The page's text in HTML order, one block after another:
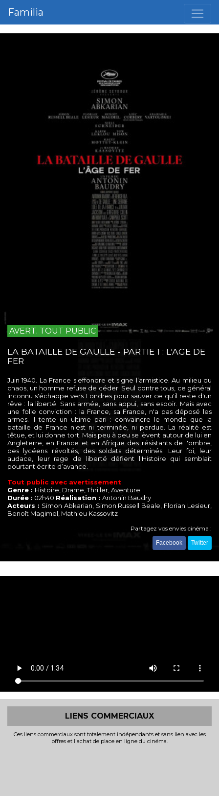
Familia
AVERT. TOUT PUBLIC
LA BATAILLE DE GAULLE - PARTIE 1 : L'AGE DE
FER
Juin 1940. La France s'effondre et signe l’armistice. Au milieu du
chaos, un homme refuse de céder. Seul contre tous, ce général
inconnu s'échappe vers Londres pour sauver ce qu'il reste d'un
rêve : la liberté. Sans armée, sans appui, sans espoir. Mais avec
une folle conviction : la France, sa France, n'a pas déposé les
armes. Il tente un ultime pari : convaincre le monde que la
bataille de France n'est ni terminée, ni perdue. La réalité est
têtue, et lui donne tort. Mais peu à peu se lèvent autour de lui en
Angleterre, en France et en Afrique des résistants de l'ombre,
des lycéens révoltés, des soldats déterminés. Leur foi, leur
audace, leur rage de liberté défient l'Histoire qui semblait
pourtant écrite d’avance.
Tout public avec avertissement
Genre : Histoire, Drame, Thriller, Aventure
Durée : 02h40 Réalisation : Antonin Baudry
Acteurs : Simon Abkarian, Simon Russell Beale, Florian Lesieur,
Benoît Magimel, Mathieu Kassovitz
Partagez vos envies cinéma :
Facebook Twitter
LIENS COMMERCIAUX
Ces liens commerciaux sont totalement indépendants et sans lien avec les
offres et l'achat de place en ligne du cinéma.